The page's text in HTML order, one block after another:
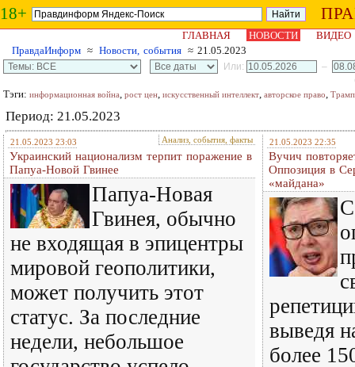
18+
ГЛАВНАЯ НОВОСТИ
ВИДЕО
ПравдаИнформ ≈ Новости, события ≈ 21.05.2023
Или:
–
Тэги: информационная война, рост цен, искусственный интеллект, авторское право, Трамп
Период: 21.05.2023
21.05.2023 23:03 Анализ, события, факты
Украинский национализм терпит поражение в
Папуа-Новой Гвинее
Папуа-Новая
Гвинея, обычно
не входящая в эпицентры
мировой геополитики,
может получить этот
статус. За последние
недели, небольшое
21.05.2023 22:35
Вучич
Оппозиция в
«майдана»
выведя
более